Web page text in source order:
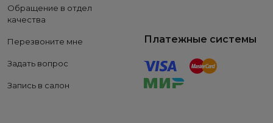
Обращение в отдел
качества
Перезвоните мне
Задать вопрос
Запись в салон
Платежные системы